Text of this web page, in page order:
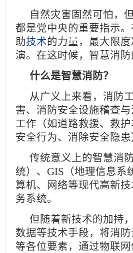
自然灾害固然可怕，
都是党中央的重要指示
助技术的力量，最大限
演。在这时候，智慧
什么是智慧消防？
从广义上来看，消防
害、消防安全设施稽查
工作（如道路救援、救
安全行为、消除安全
传统意义上的智慧消
统）、GIS（地理信息系
算机、网络等现代高新
务系统。
但随着新技术的加持
数据等技术手段，将消
等各位要素，通过物联